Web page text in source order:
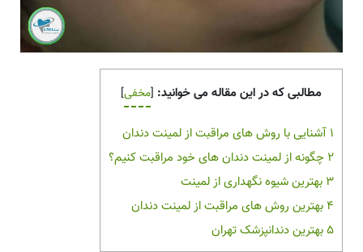
مطالبی که در این مقاله می خوانید: [مخفی]
1 آشنایی با روش های مراقبت از لمینت دندان
2 چگونه از لمینت دندان های خود مراقبت کنیم؟
3 بهترین شیوه نگهداری از لمینت
4 بهترین روش های مراقبت از لمینت دندان
5بهترین دندانپزشک تهران